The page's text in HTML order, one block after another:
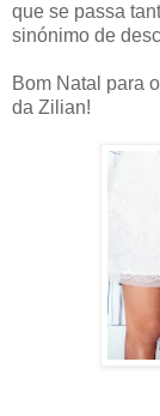
que se passa
sinónimo de
Bom Natal para
da Zilian!